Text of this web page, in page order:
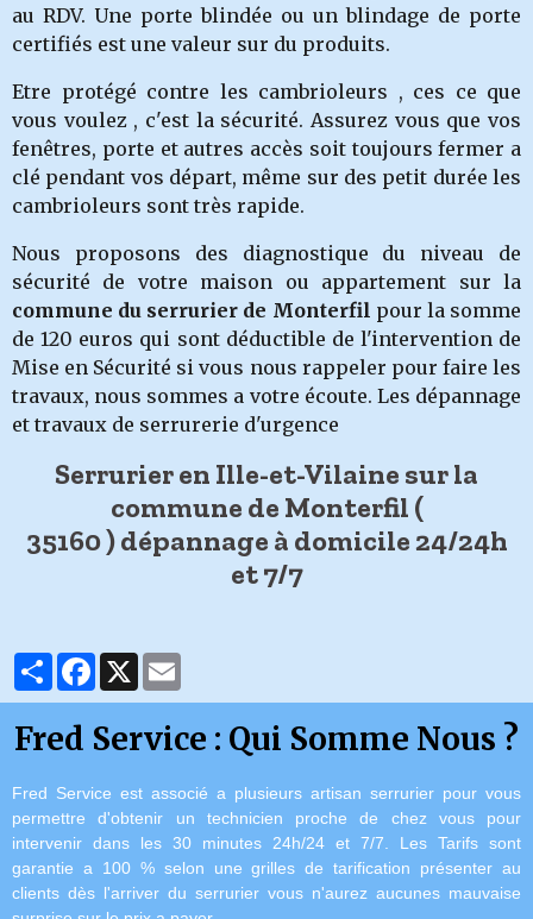
au RDV. Une porte blindée ou un blindage de porte
certifiés est une valeur sur du produits.
Etre protégé contre les cambrioleurs , ces ce que
vous voulez , c'est la sécurité. Assurez vous que vos
fenêtres, porte et autres accès soit toujours fermer a
clé pendant vos départ, même sur des petit durée les
cambrioleurs sont très rapide.
Nous proposons des diagnostique du niveau de
sécurité de votre maison ou appartement sur la
commune du serrurier de Monterfil pour la somme
de 120 euros qui sont déductible de l'intervention de
Mise en Sécurité si vous nous rappeler pour faire les
travaux, nous sommes a votre écoute. Les dépannage
et travaux de serrurerie d'urgence
Serrurier en Ille-et-Vilaine sur la
commune de Monterfil (
35160 ) dépannage à domicile 24/24h
et 7/7
PartagerFacebook
X
Fred Service : Qui Somme Nous ?
Fred Service est associé a plusieurs artisan serrurier pour vous
permettre d'obtenir un technicien proche de chez vous pour
intervenir dans les 30 minutes 24h/24 et 7/7. Les Tarifs sont
garantie a 100 % selon une grilles de tarification présenter au
clients dès l'arriver du serrurier vous n'aurez aucunes mauvaise